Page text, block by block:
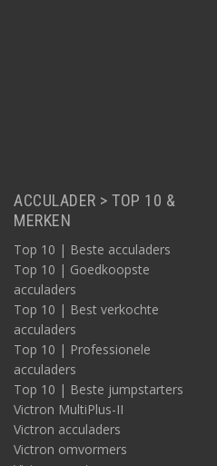
ACCULADER > TOP 10 &
MERKEN
Top 10 | Beste acculaders
Top 10 | Goedkoopste
acculaders
Top 10 | Best verkochte
acculaders
Top 10 | Professionele
acculaders
Top 10 | Beste jumpstarters
Victron MultiPlus-II
Victron acculaders
Victron omvormers